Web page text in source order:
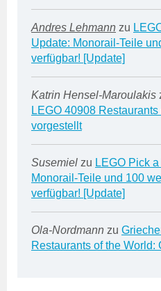
Andres Lehmann zu
Update: Monorail-Teile
verfügbar! [Update]
Katrin Hensel-Maroulakis
LEGO 40908
vorgestellt
Susemiel zu LEGO Pick
Monorail-Teile und 100
verfügbar! [Update]
Ola-Nordmann zu
Restaurants of the World: